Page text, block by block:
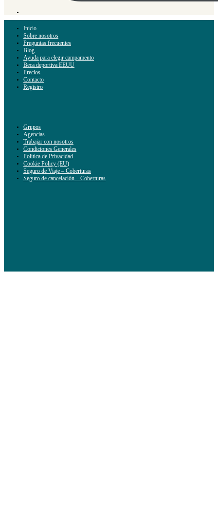
Inicio
Sobre nosotros
Preguntas frecuentes
Blog
Ayuda para elegir campamento
Beca deportiva EEUU
Precios
Contacto
Registro
Grupos
Agencias
Trabajar con nosotros
Condiciones Generales
Política de Privacidad
Cookie Policy (EU)
Seguro de Viaje – Coberturas
Seguro de cancelación – Coberturas